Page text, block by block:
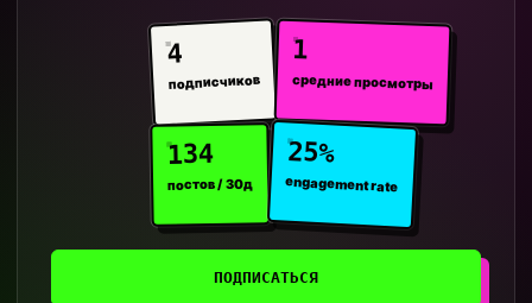
4
подписчиков
1
средние просмотры
134
постов / 30д
25%
engagement rate
ПОДПИСАТЬСЯ